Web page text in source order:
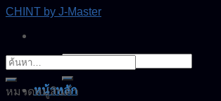
Skip
content
CHINT by J-Master
หน้าหลัก
ค้นหา:
หมวดหมู่สินค้า